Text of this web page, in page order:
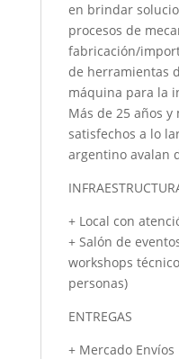
en brindar
procesos de
fabricación/
de herramientas
máquina para la
Más de 25 años
satisfechos a lo
argentino avalan
+ Local con
+ Salón de
workshops
personas)
ENTREGAS
+ Mercado Envíos